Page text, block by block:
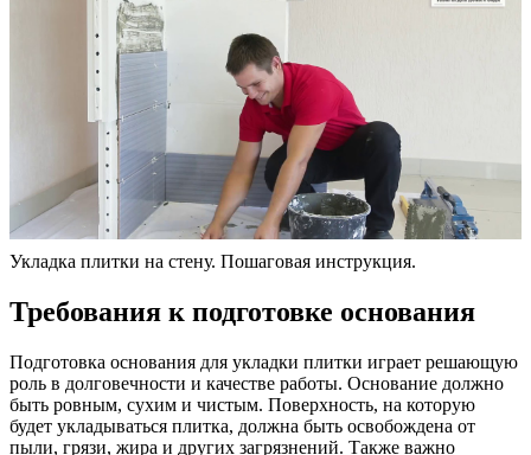
Укладка плитки на стену. Пошаговая инструкция.
Требования к подготовке основания
Подготовка основания для укладки плитки играет решающую
роль в долговечности и качестве работы. Основание должно
быть ровным, сухим и чистым. Поверхность, на которую
будет укладываться плитка, должна быть освобождена от
пыли, грязи, жира и других загрязнений. Также важно